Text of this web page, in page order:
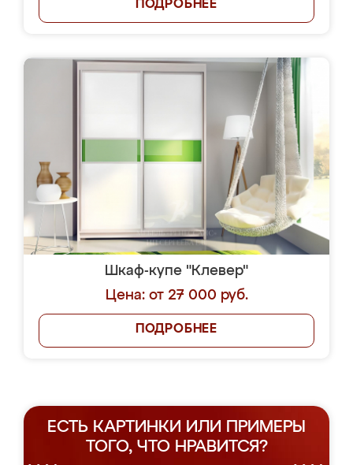
ПОДРОБНЕЕ
Шкаф-купе "Клевер"
Цена: от 27 000 руб.
ПОДРОБНЕЕ
ЕСТЬ КАРТИНКИ ИЛИ ПРИМЕРЫ
ТОГО, ЧТО НРАВИТСЯ?